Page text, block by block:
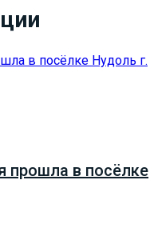
прошла в посёлке